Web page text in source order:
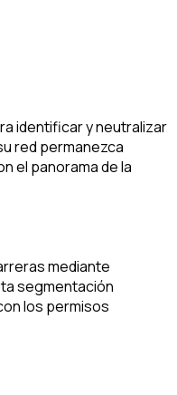
identificar y neutralizar
red permanezca
el panorama de la
mediante
segmentación
los permisos